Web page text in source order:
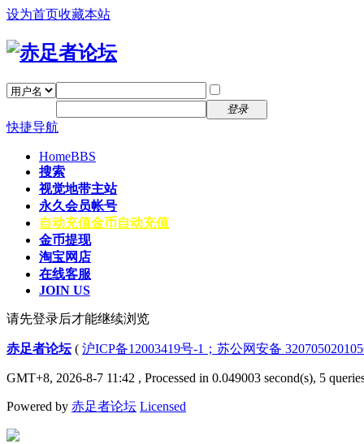
设为首页收藏本站
登录
快捷导航
HomeBBS
搜索
视觉地带主站
永久会员帐号
自动充值金币自动充值
金币提现
淘宝网店
在线客服
JOIN US
请先登录后才能继续浏览
赤足者论坛( 沪ICP备12003419号-1；苏公网安备
GMT+8, 2026-8-7 11:42 , Processed in 0.049003 second(s), 5
Powered by 赤足者论坛 Licensed